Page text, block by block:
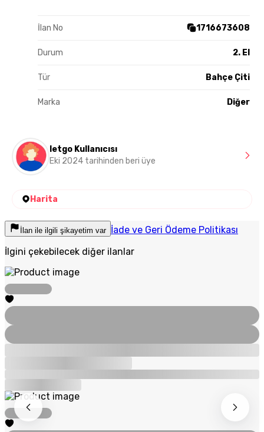
İlan No 1716673608
Durum 2. El
Tür Bahçe Çiti
Marka Diğer
letgo Kullanıcısı
Eki 2024 tarihinden beri üye
Harita
İlan ile ilgili şikayetim var İade ve Geri Ödeme Politikası
İlgini çekebilecek diğer ilanlar